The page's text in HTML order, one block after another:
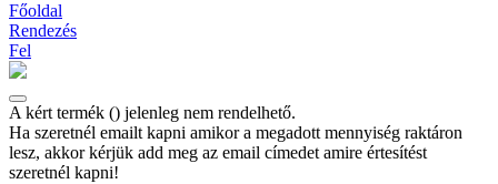
Főoldal
Rendezés
Fel
A kért termék () jelenleg nem rendelhető.
Ha szeretnél emailt kapni amikor a megadott mennyiség raktáron
lesz, akkor kérjük add meg az email címedet amire értesítést
szeretnél kapni!